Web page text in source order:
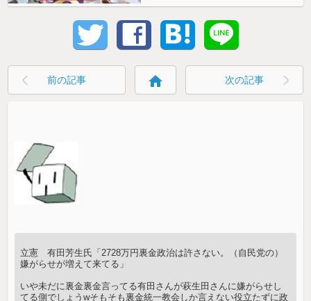
前の記事 home 次の記事
立憲 有田芳生氏「2728万円裏金政治は許さない。（自民党の）
嫌がらせが増えて来てる」
いや未だに裏金裏金言ってる有田さんが萩生田さんに嫌がらせし
てる側でしょうwそもそも裏金統一教会しか言えない役立たずに政